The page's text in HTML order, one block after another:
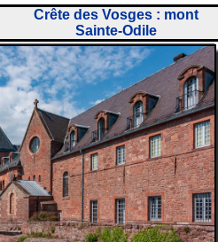
Crête des Vosges : mont
Sainte-Odile